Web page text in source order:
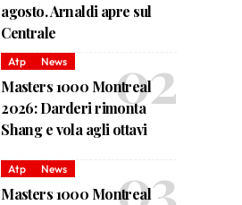
agosto. Arnaldi apre sul
Centrale
Atp News
Masters 1000 Montreal
2026: Darderi rimonta
Shang e vola agli ottavi
Atp News
Masters 1000 Montreal